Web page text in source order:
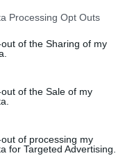
website/app uses one
visit or usage behaviour.
to Google and its
specified purposes
Processing Opt Outs
of the Sharing of my
of the Sale of my
of processing my
for Targeted Advertising.